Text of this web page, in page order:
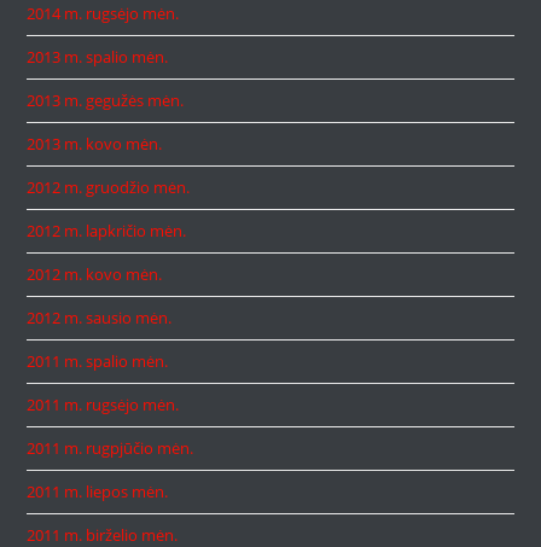
2014 m. rugsėjo mėn.
2013 m. spalio mėn.
2013 m. gegužės mėn.
2013 m. kovo mėn.
2012 m. gruodžio mėn.
2012 m. lapkričio mėn.
2012 m. kovo mėn.
2012 m. sausio mėn.
2011 m. spalio mėn.
2011 m. rugsėjo mėn.
2011 m. rugpjūčio mėn.
2011 m. liepos mėn.
2011 m. birželio mėn.